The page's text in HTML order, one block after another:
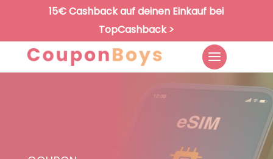
15€ Cashback auf deinen Einkauf bei
TopCashback >